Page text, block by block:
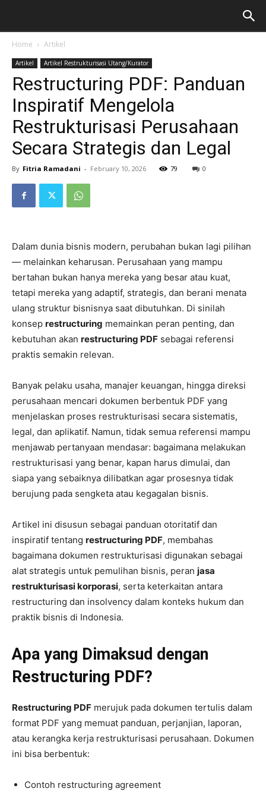
Home Artikel
Artikel Artikel Restrukturisasi Utang/Kurator
Restructuring PDF: Panduan
Inspiratif Mengelola
Restrukturisasi Perusahaan
Secara Strategis dan Legal
By Fitria Ramadani - February 10, 2026 79 0
Dalam dunia bisnis modern, perubahan bukan lagi pilihan
— melainkan keharusan. Perusahaan yang mampu
bertahan bukan hanya mereka yang besar atau kuat,
tetapi mereka yang adaptif, strategis, dan berani menata
ulang struktur bisnisnya saat dibutuhkan. Di sinilah
konsep restructuring memainkan peran penting, dan
kebutuhan akan restructuring PDF sebagai referensi
praktis semakin relevan.
Banyak pelaku usaha, manajer keuangan, hingga direksi
perusahaan mencari dokumen berbentuk PDF yang
menjelaskan proses restrukturisasi secara sistematis,
legal, dan aplikatif. Namun, tidak semua referensi mampu
menjawab pertanyaan mendasar: bagaimana melakukan
restrukturisasi yang benar, kapan harus dimulai, dan
siapa yang sebaiknya dilibatkan agar prosesnya tidak
berujung pada sengketa atau kegagalan bisnis.
Artikel ini disusun sebagai panduan otoritatif dan
inspiratif tentang restructuring PDF, membahas
bagaimana dokumen restrukturisasi digunakan sebagai
alat strategis untuk pemulihan bisnis, peran jasa
restrukturisasi korporasi, serta keterkaitan antara
restructuring dan insolvency dalam konteks hukum dan
praktik bisnis di Indonesia.
Apa yang Dimaksud dengan
Restructuring PDF?
Restructuring PDF merujuk pada dokumen tertulis dalam
format PDF yang memuat panduan, perjanjian, laporan,
atau kerangka kerja restrukturisasi perusahaan. Dokumen
ini bisa berbentuk:
Contoh restructuring agreement